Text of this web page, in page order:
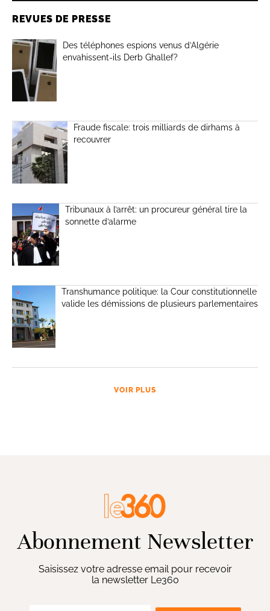
REVUES DE PRESSE
Des téléphones espions venus d’Algérie
envahissent-ils Derb Ghallef?
Fraude fiscale: trois milliards de dirhams à
recouvrer
Tribunaux à l’arrêt: un procureur général tire la
sonnette d’alarme
Transhumance politique: la Cour constitutionnelle
valide les démissions de plusieurs parlementaires
VOIR PLUS
Abonnement Newsletter
Saisissez votre adresse email pour recevoir
la newsletter Le360